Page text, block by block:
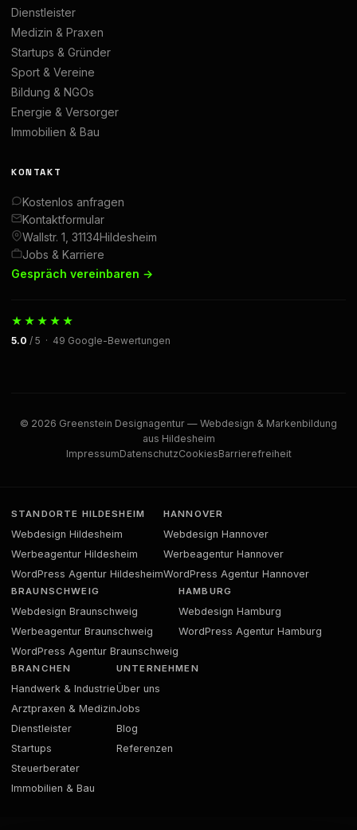
Dienstleister
Medizin & Praxen
Startups & Gründer
Sport & Vereine
Bildung & NGOs
Energie & Versorger
Immobilien & Bau
KONTAKT
Kostenlos anfragen
Kontaktformular
Wallstr. 1, 31134Hildesheim
Jobs & Karriere
Gespräch vereinbaren →
★★★★★
5.0 / 5 · 49 Google-Bewertungen
© 2026 Greenstein Designagentur — Webdesign & Markenbildung
aus Hildesheim
ImpressumDatenschutzCookiesBarrierefreiheit
STANDORTE HILDESHEIM
Webdesign Hildesheim
Werbeagentur Hildesheim
WordPress Agentur Hildesheim
HANNOVER
Webdesign Hannover
Werbeagentur Hannover
WordPress Agentur Hannover
BRAUNSCHWEIG
Webdesign Braunschweig
Werbeagentur Braunschweig
WordPress Agentur Braunschweig
HAMBURG
Webdesign Hamburg
WordPress Agentur Hamburg
BRANCHEN
Handwerk & Industrie
Arztpraxen & Medizin
Dienstleister
Startups
Steuerberater
Immobilien & Bau
UNTERNEHMEN
Über uns
Jobs
Blog
Referenzen